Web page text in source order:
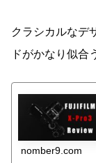
クラシカルなデ
ドがかなり似合
nomber9.com